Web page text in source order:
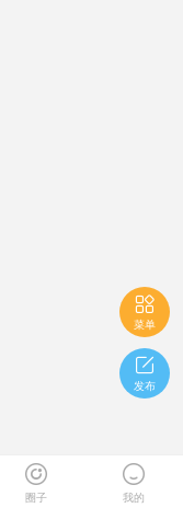

菜单

发布

圈子

我的